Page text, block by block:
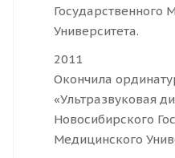
Государственного
Университета.
2011
Окончила
«Ультразвуковая
Новосибирского
Медицинского